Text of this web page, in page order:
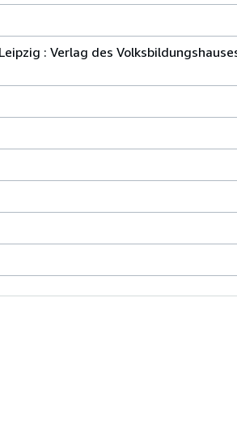
: Verlag des